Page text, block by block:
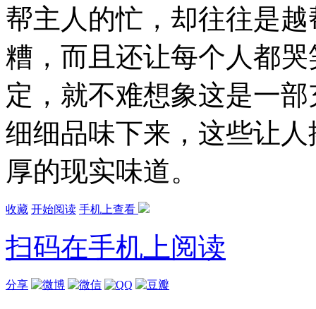
帮主人的忙，却往往是
糟，而且还让每个人都
定，就不难想象这是一
细细品味下来，这些让
厚的现实味道。
收藏 开始阅读 手机上查看
扫码在手机上阅读
分享